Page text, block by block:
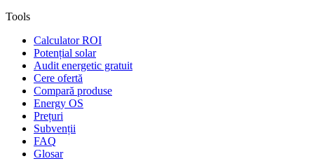
Tools
Calculator ROI
Potențial solar
Audit energetic gratuit
Cere ofertă
Compară produse
Energy OS
Prețuri
Subvenții
FAQ
Glosar